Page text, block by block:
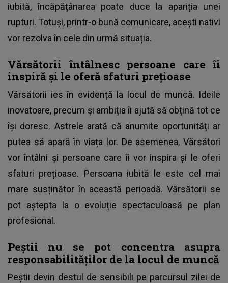
iubită, încăpățânarea poate duce la apariția unei
rupturi. Totuși, printr-o bună comunicare, acești nativi
vor rezolva în cele din urmă situația.
Vărsătorii întâlnesc persoane care îi
inspiră și le oferă sfaturi prețioase
Vărsătorii ies în evidență la locul de muncă. Ideile
inovatoare, precum și ambiția îi ajută să obțină tot ce
își doresc. Astrele arată că anumite oportunități ar
putea să apară în viața lor. De asemenea, Vărsători
vor întâlni și persoane care îi vor inspira și le oferi
sfaturi prețioase. Persoana iubită le este cel mai
mare susținător în această perioadă. Vărsătorii se
pot aștepta la o evoluție spectaculoasă pe plan
profesional.
Peștii nu se pot concentra asupra
responsabilităților de la locul de muncă
Peștii devin destul de sensibili pe parcursul zilei de